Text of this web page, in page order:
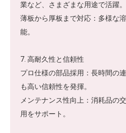
業など、さまざまな用途で活躍。
薄板から厚板まで対応：多様な
能。
7. 高耐久性と信頼性
プロ仕様の部品採用：長時間の
も高い信頼性を発揮。
メンテナンス性向上：消耗品の
用をサポート。